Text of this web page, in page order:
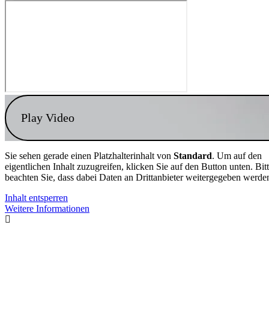
Play Video
Sie sehen gerade einen Platzhalterinhalt von Standard. Um auf den
eigentlichen Inhalt zuzugreifen, klicken Sie auf den Button unten.
beachten Sie, dass dabei Daten an Drittanbieter weitergegeben
Inhalt entsperren
Weitere Informationen